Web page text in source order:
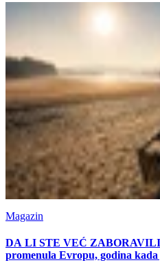
Magazin
DA LI STE VEĆ ZABORAVILI
promenula Evropu, godina kada